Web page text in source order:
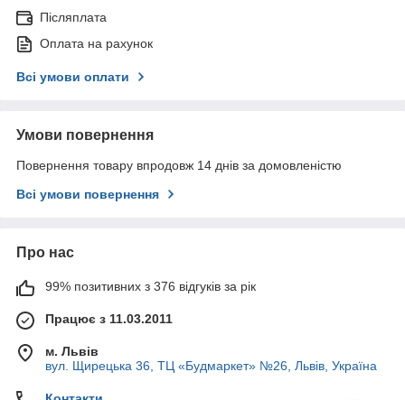
Післяплата
Оплата на рахунок
Всі умови оплати
Умови повернення
Повернення товару впродовж 14 днів за домовленістю
Всі умови повернення
Про нас
99% позитивних з 376 відгуків за рік
Працює з 11.03.2011
м. Львів
вул. Щирецька 36, ТЦ «Будмаркет» №26, Львів, Україна